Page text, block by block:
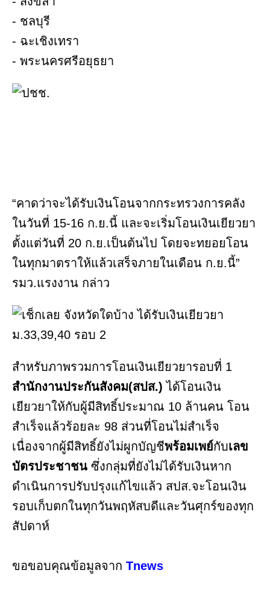
- ชลบุรี
- ฉะเชิงเทรา
- พระนครศรีอยุธยา
“คาดว่าจะได้รับเงินโอนจากกระทรวงการคลัง
ในวันที่ 15-16 ก.ย.นี้ และจะเริ่มโอนเงินเยียวยา
ตั้งแต่วันที่ 20 ก.ย.เป็นต้นไป โดยจะทยอยโอน
ในทุกมาตราให้แล้วเสร็จภายในเดือน ก.ย.นี้”
รมว.แรงงาน กล่าว
สำหรับภาพรวมการโอนเงินเยียวยารอบที่ 1
สำนักงานประกันสังคม(สปส.) ได้โอนเงิน
เยียวยาให้กับผู้มีสิทธิ์ประมาณ 10 ล้านคน โอน
สำเร็จแล้วร้อยละ 98 ส่วนที่โอนไม่สำเร็จ
เนื่องจากผู้มีสิทธิ์ยังไม่ผูกบัญชีพร้อมเพย์กับเลข
บัตรประชาชน ซึ่งกลุ่มที่ยังไม่ได้รับเงินหาก
ดำเนินการปรับปรุงแก้ไขแล้ว สปส.จะโอนเงิน
รอบเก็บตกในทุกวันพฤหัสบดีและวันศุกร์ของทุก
สัปดาห์
ขอขอบคุณข้อมูลจาก Tnews